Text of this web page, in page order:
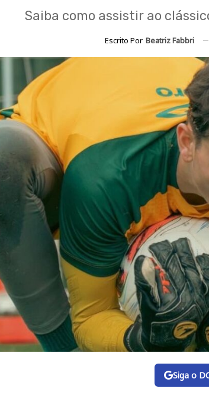
Saiba como assistir ao
Escrito Por Beatriz Fabbri
Siga o